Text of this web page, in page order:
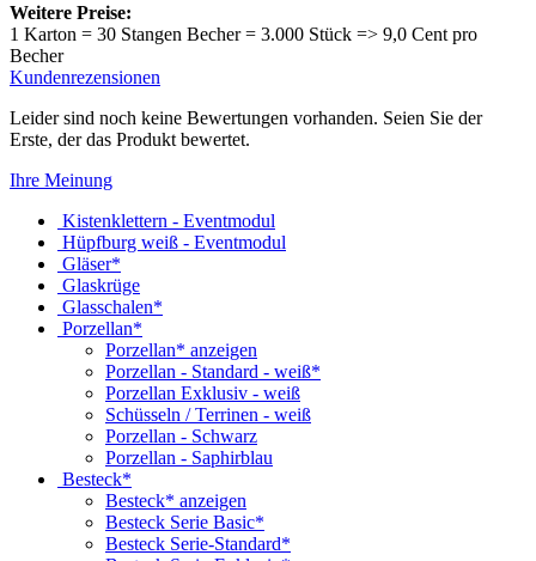
Weitere Preise:
1 Karton = 30 Stangen Becher = 3.000 Stück => 9,0 Cent pro
Becher
Kundenrezensionen
Leider sind noch keine Bewertungen vorhanden. Seien Sie der
Erste, der das Produkt bewertet.
Ihre Meinung
Kistenklettern - Eventmodul
Hüpfburg weiß - Eventmodul
Gläser*
Glaskrüge
Glasschalen*
Porzellan*
Porzellan* anzeigen
Porzellan - Standard - weiß*
Porzellan Exklusiv - weiß
Schüsseln / Terrinen - weiß
Porzellan - Schwarz
Porzellan - Saphirblau
Besteck*
Besteck* anzeigen
Besteck Serie Basic*
Besteck Serie-Standard*